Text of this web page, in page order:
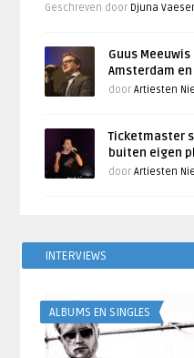
Geschreven door Djuna
Guus Meeuwis
Amsterdam
doorArtiesten
Ticketmaster
buiten eigen
doorArtiesten
INTERVIEWS
ALBUMS EN SINGLES